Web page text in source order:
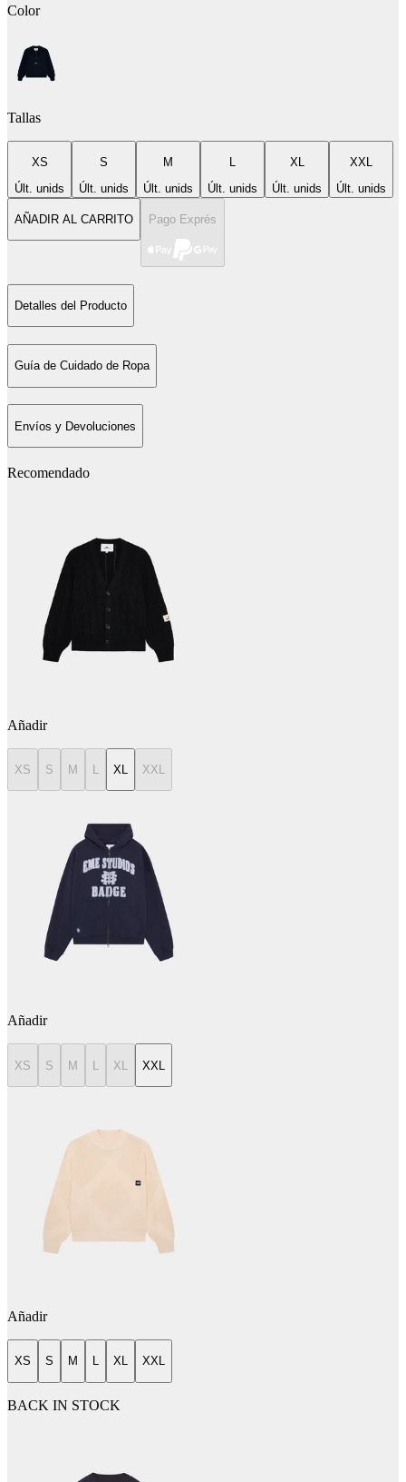
Color
Tallas
XS
Últ. unids
S
Últ. unids
M
Últ. unids
L
Últ. unids
XL
Últ. unids
XXL
Últ. unids
AÑADIR AL CARRITO Pago Exprés
Detalles del Producto
Guía de Cuidado de Ropa
Envíos y Devoluciones
Recomendado
Añadir
XS S M L XL XXL
Añadir
XS S M L XL XXL
Añadir
XS S M L XL XXL
BACK IN STOCK